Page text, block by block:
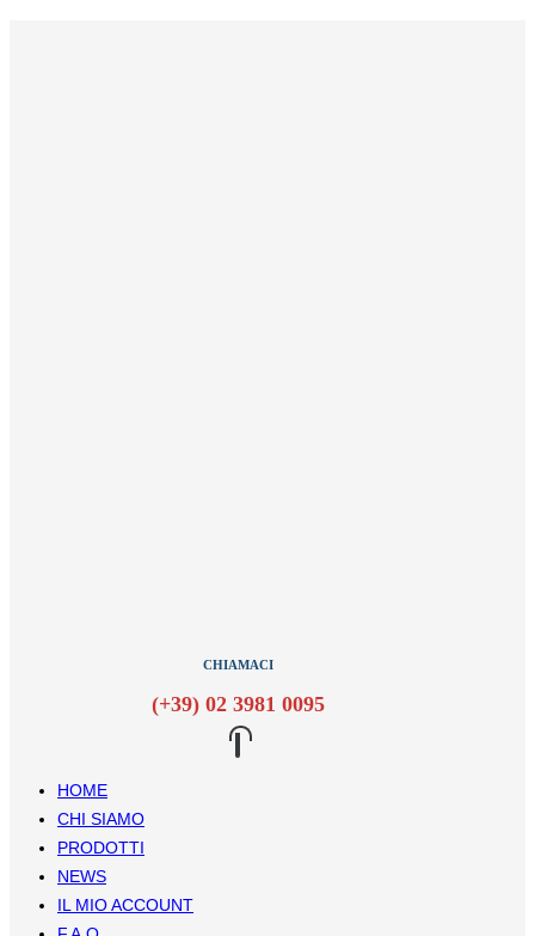
CHIAMACI
(+39) 02 3981 0095
HOME
CHI SIAMO
PRODOTTI
NEWS
IL MIO ACCOUNT